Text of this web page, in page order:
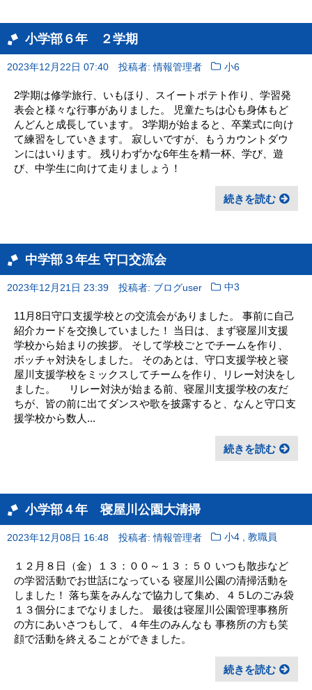
小学部６年 ２学期
2023年12月22日 07:40 投稿者: 情報管理者 小6
2学期は修学旅行、いもほり、スイートポテト作り、学習発
表会と様々な行事がありました。 児童たちは心も身体もど
んどんと成長しています。 3学期が始まると、卒業式に向け
て練習をしていきます。 寂しいですが、もうカウントダウ
ンにはいります。 残りわずかな6年生を精一杯、学び、遊
び、中学生に向けて走りましょう！
続きを読む
中学部３年生 守口交流会
2023年12月21日 23:39 投稿者: ブログuser 中3
11月8日守口支援学校との交流会がありました。 事前に自己
紹介カードを交換していました！ 当日は、まず寝屋川支援
学校から始まりの挨拶。 そして学校ごとでチームを作り、
ボッチャ対決をしました。 そのあとは、守口支援学校と寝
屋川支援学校をミックスしてチームを作り、リレー対決をし
ました。 リレー対決が始まる前、寝屋川支援学校の友だ
ちが、皆の前に出てダンスや歌を披露すると、なんと守口支
援学校から数人...
続きを読む
小学部４年 寝屋川公園大清掃
2023年12月08日 16:48 投稿者: 情報管理者 小4 ,教職員
１２月８日（金）１３：００～１３：５０ いつも散歩など
の学習活動でお世話になっている 寝屋川公園の清掃活動を
しました！ 落ち葉をみんなで協力して集め、４５Lのごみ袋
１３個分にまでなりました。 最後は寝屋川公園管理事務所
の方にあいさつもして、４年生のみんなも 事務所の方も笑
顔で活動を終えることができました。
続きを読む